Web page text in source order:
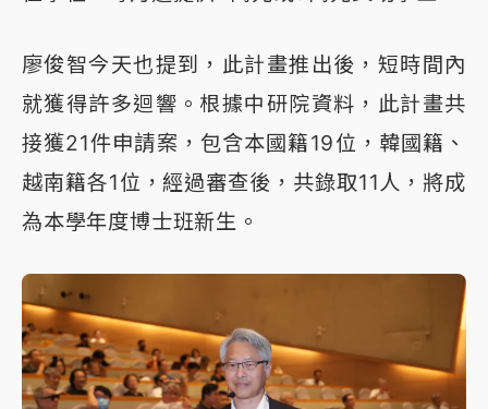
廖俊智今天也提到，此計畫推出後，短時間內
就獲得許多迴響。根據中研院資料，此計畫共
接獲21件申請案，包含本國籍19位，韓國籍、
越南籍各1位，經過審查後，共錄取11人，將成
為本學年度博士班新生。